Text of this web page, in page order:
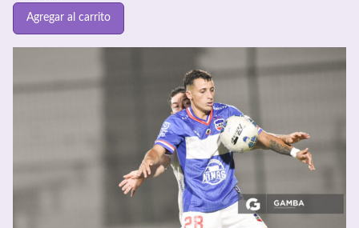
Agregar al carrito